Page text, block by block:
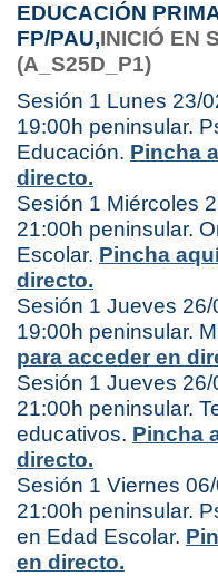
EDUCACIÓN
FP/PAU,INICIÓ EN
(A_S25D_P1)
Sesión 1 Lunes 23/
19:00h peninsular.
Educación. Pincha
directo.
Sesión 1 Miércoles
21:00h peninsular.
Escolar. Pincha
directo.
Sesión 1 Jueves
19:00h peninsular.
para acceder en
Sesión 1 Jueves
21:00h peninsular.
educativos. Pincha
directo.
Sesión 1 Viernes
21:00h peninsular.
en Edad Escolar.
en directo.